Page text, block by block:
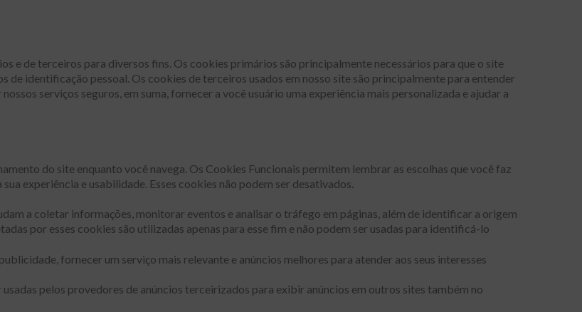
e de terceiros para diversos fins. Os cookies primários são principalmente necessários para que o site
de identificação pessoal. Os cookies de terceiros usados ​​em nosso site são principalmente para entender
serviços seguros, em suma, fornecer a você usuário uma experiência mais personalizada e ajudar a
do site enquanto você navega. Os Cookies Funcionais permitem lembrar as escolhas que você faz
experiência e usabilidade. Esses cookies não podem ser desativados.
a coletar informações, monitorar eventos e analisar o tráfego em páginas, além de identificar a origem
por esses cookies são utilizadas apenas para esse fim e não podem ser usadas para identificá-lo
fornecer um serviço mais relevante e anúncios melhores para atender aos seus interesses
pelos provedores de anúncios terceirizados para exibir anúncios em outros sites também no